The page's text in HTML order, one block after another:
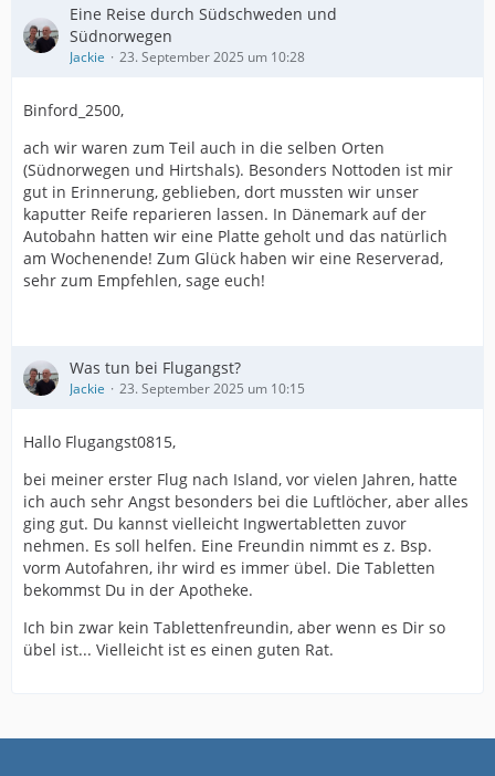
Eine Reise durch Südschweden und
Südnorwegen
Jackie 23. September 2025 um 10:28
Binford_2500,
ach wir waren zum Teil auch in die selben Orten
(Südnorwegen und Hirtshals). Besonders Nottoden ist mir
gut in Erinnerung, geblieben, dort mussten wir unser
kaputter Reife reparieren lassen. In Dänemark auf der
Autobahn hatten wir eine Platte geholt und das natürlich
am Wochenende! Zum Glück haben wir eine Reserverad,
sehr zum Empfehlen, sage euch!
Was tun bei Flugangst?
Jackie 23. September 2025 um 10:15
Hallo Flugangst0815,
bei meiner erster Flug nach Island, vor vielen Jahren, hatte
ich auch sehr Angst besonders bei die Luftlöcher, aber alles
ging gut. Du kannst vielleicht Ingwertabletten zuvor
nehmen. Es soll helfen. Eine Freundin nimmt es z. Bsp.
vorm Autofahren, ihr wird es immer übel. Die Tabletten
bekommst Du in der Apotheke.
Ich bin zwar kein Tablettenfreundin, aber wenn es Dir so
übel ist... Vielleicht ist es einen guten Rat.